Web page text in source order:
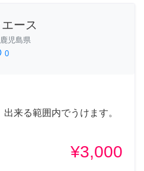
ース
鹿児島県
0
来る範囲内でうけます。
¥3,000